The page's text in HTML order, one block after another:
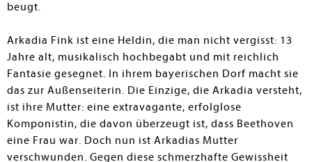
Slávka Rude-Porubská
beugt.
Arkadia Fink ist eine Heldin, die man nicht vergisst: 13
Jahre alt, musikalisch hochbegabt und mit reichlich
Fantasie gesegnet. In ihrem bayerischen Dorf macht sie
das zur Außenseiterin. Die Einzige, die Arkadia versteht,
ist ihre Mutter: eine extravagante, erfolglose
Komponistin, die davon überzeugt ist, dass Beethoven
eine Frau war. Doch nun ist Arkadias Mutter
verschwunden. Gegen diese schmerzhafte Gewissheit